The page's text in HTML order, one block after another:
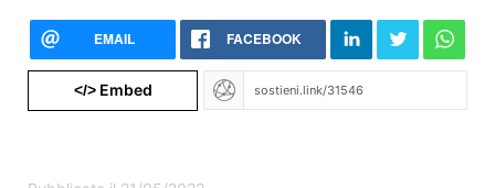
EMAIL FACEBOOK
</>Embed